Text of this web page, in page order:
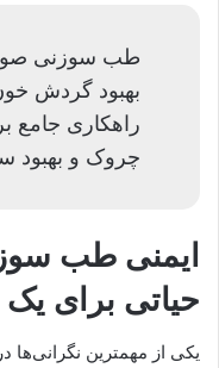
طب سوزنی
بهبود گردش
راهکاری جامع
چروک و بهبود
ایمنی طب
حیاتی برای
یکی از مهمترین